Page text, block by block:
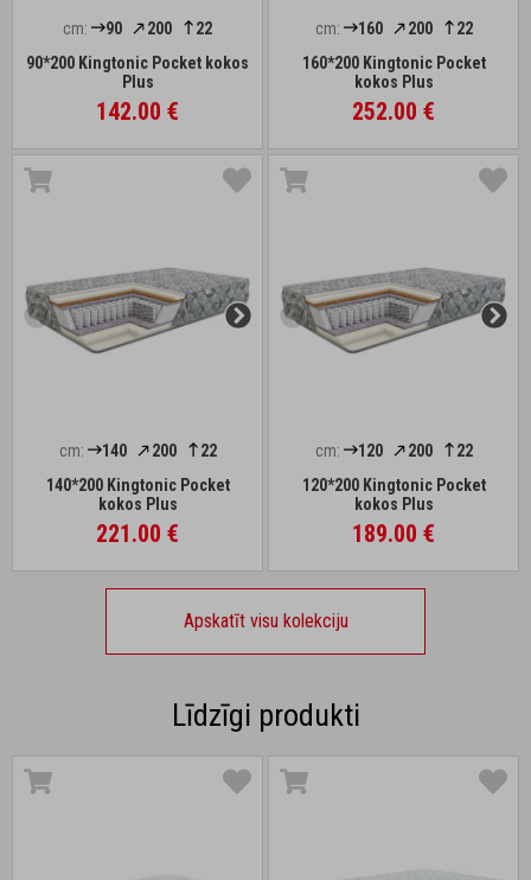
cm: 90 200
22
90*200 Kingtonic Pocket kokos
Plus
142.00 €
cm: 160 200
22
160*200 Kingtonic Pocket
kokos Plus
252.00 €
cm: 140 200
22
140*200 Kingtonic Pocket
kokos Plus
221.00 €
cm: 120 200
22
120*200 Kingtonic Pocket
kokos Plus
189.00 €
Apskatīt visu kolekciju
Līdzīgi produkti